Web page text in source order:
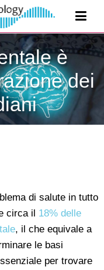
è
dei
di salute in tutto
circa il 18% delle
, il che equivale a
le basi
per trovare